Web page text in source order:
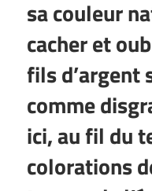
sa couleur
cacher et
fils d’argent
comme
ici, au fil du
colorations